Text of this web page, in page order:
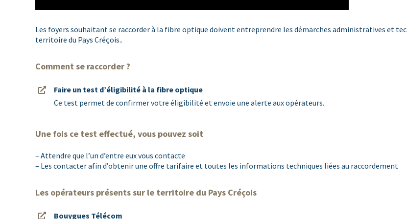
Les foyers souhaitant se raccorder à la fibre optique doivent entreprendre les démarches administratives et
territoire du Pays Créçois..
Comment se raccorder ?
Faire un test d’éligibilité à la fibre optique
Ce test permet de confirmer votre éligibilité et envoie une alerte aux opérateurs.
Une fois ce test effectué, vous pouvez soit
– Attendre que l’un d’entre eux vous contacte
– Les contacter afin d’obtenir une offre tarifaire et toutes les informations techniques liées au raccordement
Les opérateurs présents sur le territoire du Pays Créçois
Bouygues Télécom